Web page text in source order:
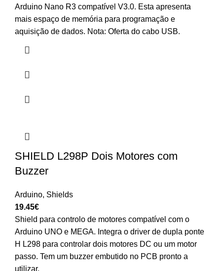
Arduino Nano R3 compatível V3.0. Esta apresenta
mais espaço de memória para programação e
aquisição de dados. Nota: Oferta do cabo USB.
SHIELD L298P Dois Motores com
Buzzer
Arduino, Shields
19.45€
Shield para controlo de motores compatível com o
Arduino UNO e MEGA. Integra o driver de dupla ponte
H L298 para controlar dois motores DC ou um motor
passo. Tem um buzzer embutido no PCB pronto a
utilizar.